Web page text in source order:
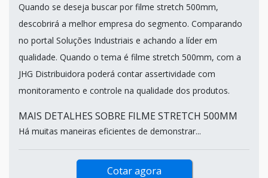
Quando se deseja buscar por filme stretch 500mm,
descobrirá a melhor empresa do segmento. Comparando
no portal Soluções Industriais e achando a líder em
qualidade. Quando o tema é filme stretch 500mm, com a
JHG Distribuidora poderá contar assertividade com
monitoramento e controle na qualidade dos produtos.
MAIS DETALHES SOBRE FILME STRETCH 500MM
Há muitas maneiras eficientes de demonstrar...
Cotar agora